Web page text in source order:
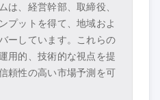
は、経営幹部、取締役、
プットを得て、地域およ
ーしています。これらの
用的、技術的な視点を提
頼性の高い市場予測を可